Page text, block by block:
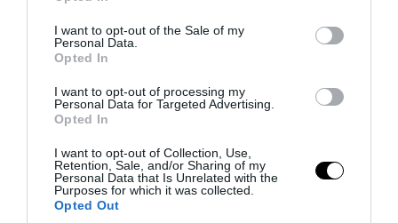
use your data for below specified purposes in below Google
consent section.
I want to opt-out of the Sale of my
Personal Data.
Opted In
I want to opt-out of processing my
Personal Data for Targeted Advertising.
Opted In
I want to opt-out of Collection, Use,
Retention, Sale, and/or Sharing of my
Personal Data that Is Unrelated with the
Purposes for which it was collected.
Opted Out
05.08.2026 | 06:30